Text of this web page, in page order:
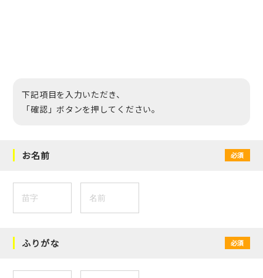
下記項目を入力いただき、
「確認」ボタンを押してください。
お名前 必須
ふりがな 必須